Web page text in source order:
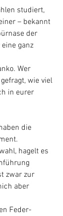
studiert,
– bekannt
der
eine ganz
Wer
wie viel
in eurer
die
hagelt es
zwar zur
aber
Feder-